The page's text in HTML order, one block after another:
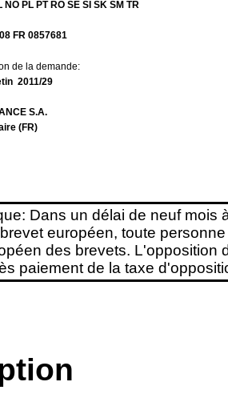
NO PL PT RO SE SI SK SM TR
FR 0857681
de la demande:
2011/29
S.A.
(FR)
Dans un délai de neuf
européen, toute
des brevets. L'opposition
paiement de la taxe